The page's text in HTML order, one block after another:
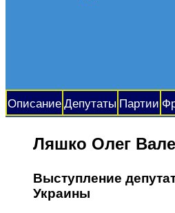
Описание Депутаты Партии
Ляшко Олег
Выступление
Украины